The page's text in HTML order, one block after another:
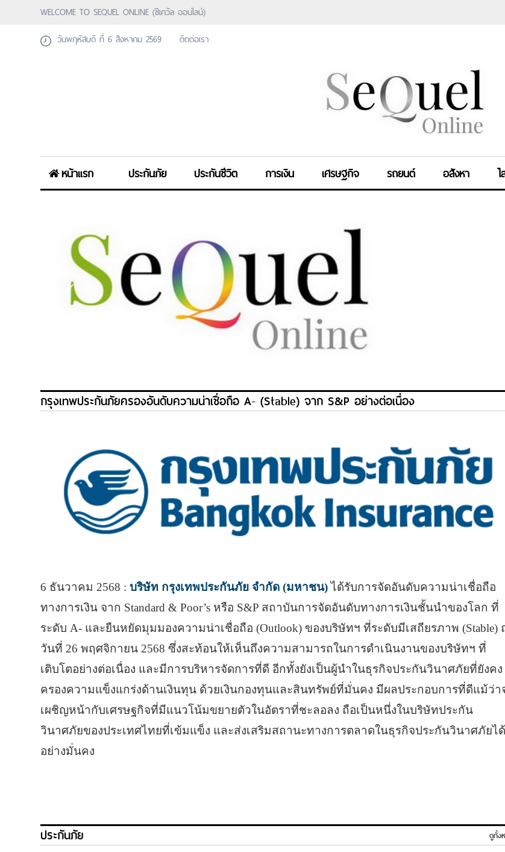
WELCOME TO SEQUEL ONLINE (ซีเคว้ล ออนไลน์)
วันพฤหัสบดี ที่ 6 สิงหาคม 2569
ติดต่อเรา
หน้าแรก ประกันภัย ประกันชีวิต การเงิน เศรษฐกิจ รถยนต์ อสังหา
กรุงเทพประกันภัยครองอันดับความน่าเชื่อถือ A- (Stable) จาก S&P อย่างต่อเนื่อง
6 ธันวาคม 2568 :บริษัท กรุงเทพประกันภัย จำกัด (มหาชน)ได้รับการจัดอันดับความน่าเชื่อถือ
ทางการเงิน จาก Standard & Poor’s หรือ S&P สถาบันการจัดอันดับทางการเงินชั้นนำของโลก ที่
ระดับ A- และยืนหยัดมุมมองความน่าเชื่อถือ (Outlook) ของบริษัทฯ ที่ระดับมีเสถียรภาพ (Stable)
วันที่ 26 พฤศจิกายน 2568 ซึ่งสะท้อนให้เห็นถึงความสามารถในการดำเนินงานของบริษัทฯ ที่
เติบโตอย่างต่อเนื่อง และมีการบริหารจัดการที่ดี อีกทั้งยังเป็นผู้นำในธุรกิจประกันวินาศภัยที่ยังคง
ครองความแข็งแกร่งด้านเงินทุน ด้วยเงินกองทุนและสินทรัพย์ที่มั่นคง มีผลประกอบการที่ดีแม้ว่า
เผชิญหน้ากับเศรษฐกิจที่มีแนวโน้มขยายตัวในอัตราที่ชะลอลง ถือเป็นหนึ่งในบริษัทประกัน
วินาศภัยของประเทศไทยที่เข้มแข็ง และส่งเสริมสถานะทางการตลาดในธุรกิจประกันวินาศภัยได้
อย่างมั่นคง
ประกันภัย ดูทั้ง